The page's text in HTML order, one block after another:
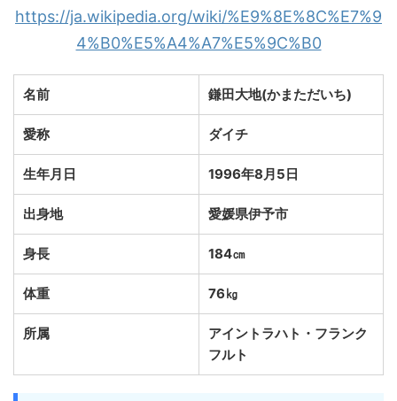
https://ja.wikipedia.org/wiki/%E9%8E%8C%E7%9
4%B0%E5%A4%A7%E5%9C%B0
名前 鎌田大地(かまただいち)
愛称 ダイチ
生年月日 1996年8月5日
出身地 愛媛県伊予市
身長 184㎝
体重 76㎏
所属
アイントラハト・フランク
フルト